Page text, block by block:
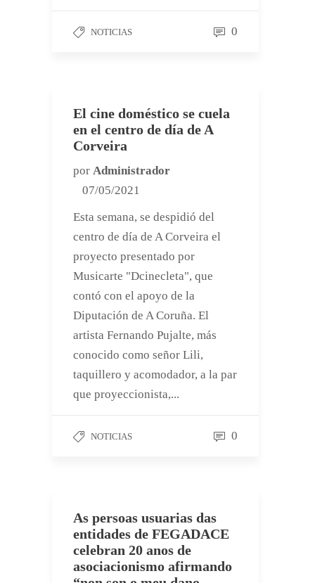
NOTICIAS 0
El cine doméstico se cuela
en el centro de día de A
Corveira
por Administrador
07/05/2021
Esta semana, se despidió del
centro de día de A Corveira el
proyecto presentado por
Musicarte "Dcinecleta", que
contó con el apoyo de la
Diputación de A Coruña. El
artista Fernando Pujalte, más
conocido como señor Lili,
taquillero y acomodador, a la par
que proyeccionista,...
NOTICIAS 0
As persoas usuarias das
entidades de FEGADACE
celebran 20 anos de
asociacionismo afirmando